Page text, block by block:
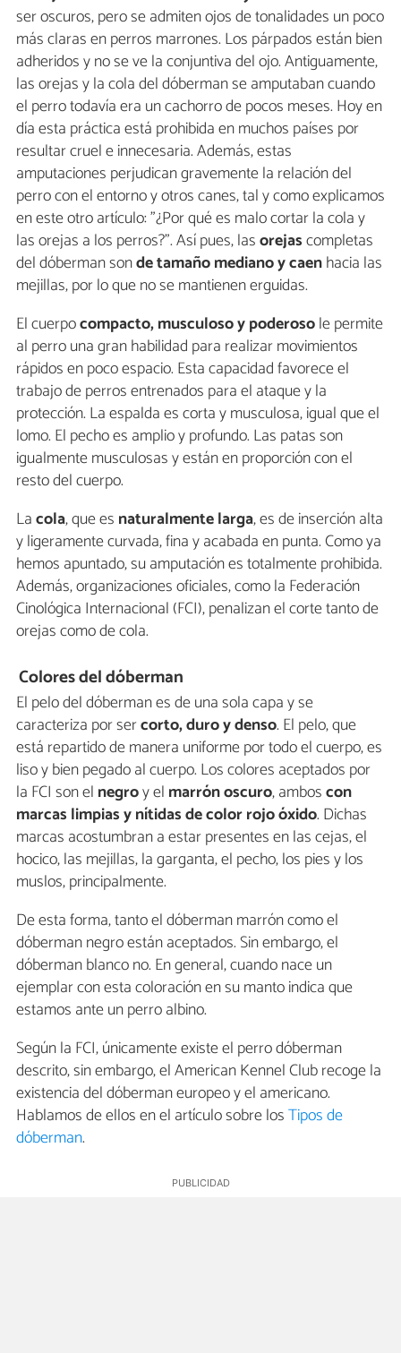
ser oscuros, pero se admiten ojos de tonalidades un poco
más claras en perros marrones. Los párpados están bien
adheridos y no se ve la conjuntiva del ojo. Antiguamente,
las orejas y la cola del dóberman se amputaban cuando
el perro todavía era un cachorro de pocos meses. Hoy en
día esta práctica está prohibida en muchos países por
resultar cruel e innecesaria. Además, estas
amputaciones perjudican gravemente la relación del
perro con el entorno y otros canes, tal y como explicamos
en este otro artículo: "¿Por qué es malo cortar la cola y
las orejas a los perros?". Así pues, lasorejascompletas
del dóberman sonde tamaño mediano y caenhacia las
mejillas, por lo que no se mantienen erguidas.
El cuerpocompacto, musculoso y poderosole permite
al perro una gran habilidad para realizar movimientos
rápidos en poco espacio. Esta capacidad favorece el
trabajo de perros entrenados para el ataque y la
protección. La espalda es corta y musculosa, igual que el
lomo. El pecho es amplio y profundo. Las patas son
igualmente musculosas y están en proporción con el
resto del cuerpo.
Lacola, que es naturalmente larga, es de inserción alta
y ligeramente curvada, fina y acabada en punta. Como ya
hemos apuntado, su amputación es totalmente prohibida.
Además, organizaciones oficiales, como la Federación
Cinológica Internacional (FCI), penalizan el corte tanto de
orejas como de cola.
Colores del dóberman
El pelo del dóberman es de una sola capa y se
caracteriza por sercorto, duro y denso. El pelo, que
está repartido de manera uniforme por todo el cuerpo, es
liso y bien pegado al cuerpo. Los colores aceptados por
la FCI son el negroy el marrón oscuro, amboscon
marcas limpias y nítidas de color rojo óxido. Dichas
marcas acostumbran a estar presentes en las cejas, el
hocico, las mejillas, la garganta, el pecho, los pies y los
muslos, principalmente.
De esta forma, tanto el dóberman marrón como el
dóberman negro están aceptados. Sin embargo, el
dóberman blanco no. En general, cuando nace un
ejemplar con esta coloración en su manto indica que
estamos ante un perro albino.
Según la FCI, únicamente existe el perro dóberman
descrito, sin embargo, el American Kennel Club recoge la
existencia del dóberman europeo y el americano.
Hablamos de ellos en el artículo sobre losTipos de
dóberman.